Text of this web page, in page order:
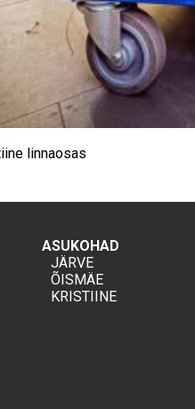
linnaosas
ASUKOHAD
JÄRVE
ÕISMÄE
KRISTIINE